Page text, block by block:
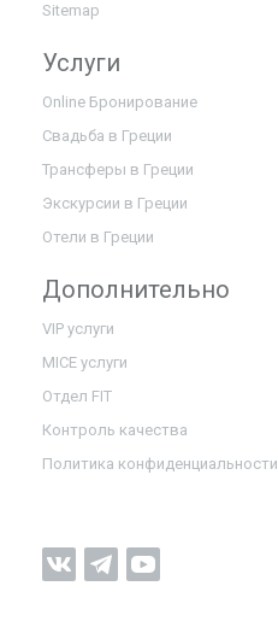
Sitemap
Услуги
Online Бронирование
Свадьба в Греции
Трансферы в Греции
Экскурсии в Греции
Отели в Греции
Дополнительно
VIP услуги
MICE услуги
Отдел FIT
Контроль качества
Политика конфиденциальности